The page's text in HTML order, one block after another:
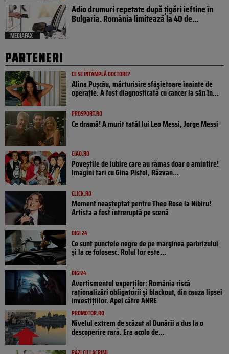
MEDIAFAX
Adio drumuri repetate după țigări ieftine în
Bulgaria. România limitează la 40 de...
PARTENERI
CE SE ÎNTÂMPLĂ DOCTORE?
Alina Pușcău, mărturisire sfâșietoare înainte de
operație. A fost diagnosticată cu cancer la sân în...
PROSPORT.RO
Ce dramă! A murit tatăl lui Leo Messi, Jorge Messi
CIAO.RO
Poveştile de iubire care au rămas doar o amintire!
Imagini tari cu Gina Pistol, Răzvan...
CLICK.RO
Moment neașteptat pentru Theo Rose la Nibiru!
Artista a fost întreruptă pe scenă
DIGI 24
Ce sunt punctele negre de pe marginea parbrizului
și la ce folosesc. Rolul lor este...
DIGI24
Avertismentul experților: România riscă
raționalizări obligatorii și blackout, din cauza lipsei
investițiilor. Apel către ANRE
PROMOTOR.RO
Nivelul extrem de scăzut al Dunării a dus la o
descoperire rară. Era acolo de...